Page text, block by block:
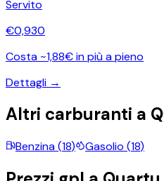
Servito
€0,930
Costa ~1,88€ in più a pieno
Dettagli →
Altri carburanti a
Benzina(18) Gasolio (18)